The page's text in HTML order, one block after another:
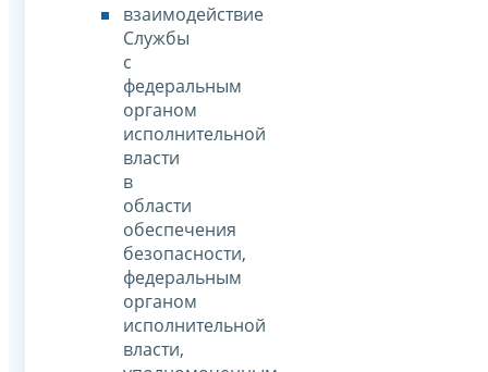
взаимодействие
Службы
с
федеральным
органом
исполнительной
власти
в
области
обеспечения
безопасности,
федеральным
органом
исполнительной
власти,